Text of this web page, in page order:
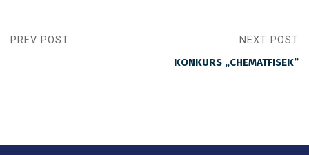
PREV POST NEXT POST
KONKURS „CHEMATFISEK”